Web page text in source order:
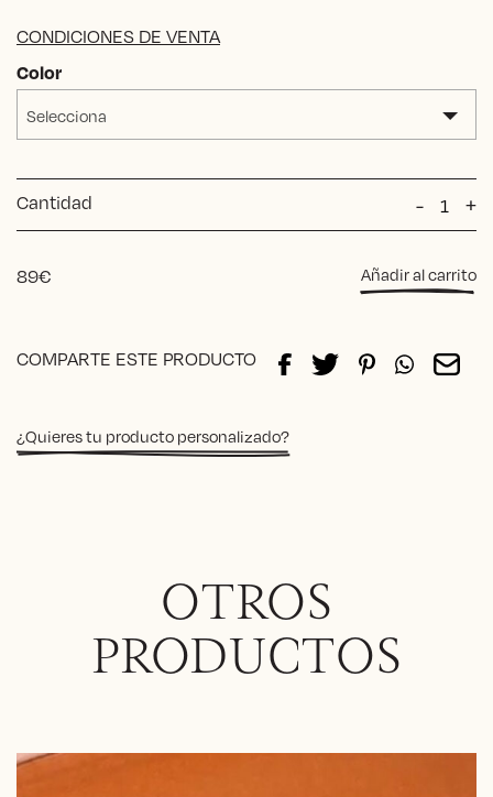
CONDICIONES DE VENTA
Color
Selecciona
Cantidad -
Tejido
vichy
+
89€ Añadir al carrito
COMPARTE ESTE PRODUCTO
¿Quieres tu producto personalizado?
OTROS
PRODUCTOS